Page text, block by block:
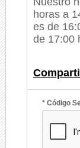
horas a
es de
de 17:00
* Código